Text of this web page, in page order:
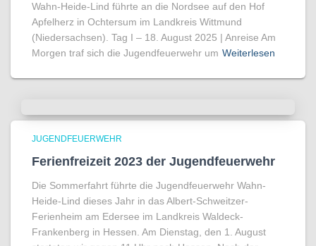
Wahn-Heide-Lind führte an die Nordsee auf den Hof
Apfelherz in Ochtersum im Landkreis Wittmund
(Niedersachsen). Tag I – 18. August 2025 | Anreise Am
Morgen traf sich die Jugendfeuerwehr um Weiterlesen
JUGENDFEUERWEHR
Ferienfreizeit 2023 der Jugendfeuerwehr
Die Sommerfahrt führte die Jugendfeuerwehr Wahn-
Heide-Lind dieses Jahr in das Albert-Schweitzer-
Ferienheim am Edersee im Landkreis Waldeck-
Frankenberg in Hessen. Am Dienstag, den 1. August